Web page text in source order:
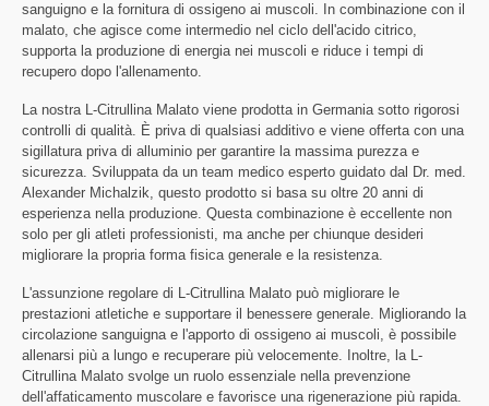
sanguigno e la fornitura di ossigeno ai muscoli. In combinazione con il
malato, che agisce come intermedio nel ciclo dell'acido citrico,
supporta la produzione di energia nei muscoli e riduce i tempi di
recupero dopo l'allenamento.
La nostra L-Citrullina Malato viene prodotta in Germania sotto rigorosi
controlli di qualità. È priva di qualsiasi additivo e viene offerta con una
sigillatura priva di alluminio per garantire la massima purezza e
sicurezza. Sviluppata da un team medico esperto guidato dal Dr. med.
Alexander Michalzik, questo prodotto si basa su oltre 20 anni di
esperienza nella produzione. Questa combinazione è eccellente non
solo per gli atleti professionisti, ma anche per chiunque desideri
migliorare la propria forma fisica generale e la resistenza.
L'assunzione regolare di L-Citrullina Malato può migliorare le
prestazioni atletiche e supportare il benessere generale. Migliorando la
circolazione sanguigna e l'apporto di ossigeno ai muscoli, è possibile
allenarsi più a lungo e recuperare più velocemente. Inoltre, la L-
Citrullina Malato svolge un ruolo essenziale nella prevenzione
dell'affaticamento muscolare e favorisce una rigenerazione più rapida.